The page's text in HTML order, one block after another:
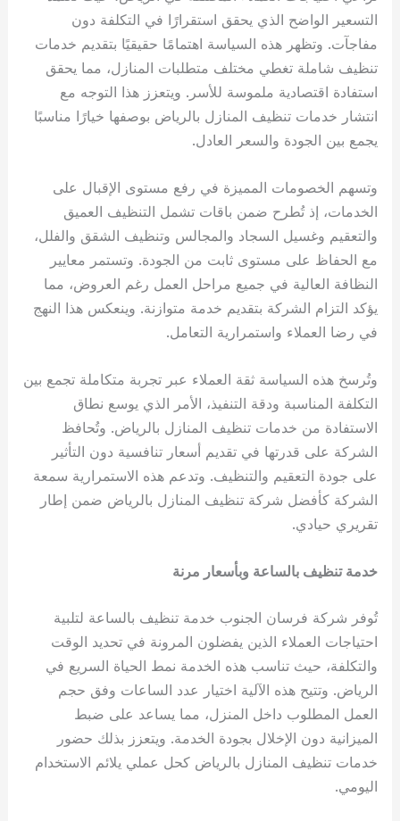
التسعير الواضح الذي يحقق استقرارًا في التكلفة دون
مفاجآت. وتظهر هذه السياسة اهتمامًا حقيقيًا بتقديم خدمات
تنظيف شاملة تغطي مختلف متطلبات المنازل، مما يحقق
استفادة اقتصادية ملموسة للأسر. ويتعزز هذا التوجه مع
انتشار خدمات تنظيف المنازل بالرياض بوصفها خيارًا مناسبًا
يجمع بين الجودة والسعر العادل.
وتسهم الخصومات المميزة في رفع مستوى الإقبال على
الخدمات، إذ تُطرح ضمن باقات تشمل التنظيف العميق
والتعقيم وغسيل السجاد والمجالس وتنظيف الشقق والفلل،
مع الحفاظ على مستوى ثابت من الجودة. وتستمر معايير
النظافة العالية في جميع مراحل العمل رغم العروض، مما
يؤكد التزام الشركة بتقديم خدمة متوازنة. وينعكس هذا النهج
في رضا العملاء واستمرارية التعامل.
وتُرسخ هذه السياسة ثقة العملاء عبر تجربة متكاملة تجمع بين
التكلفة المناسبة ودقة التنفيذ، الأمر الذي يوسع نطاق
الاستفادة من خدمات تنظيف المنازل بالرياض. وتُحافظ
الشركة على قدرتها في تقديم أسعار تنافسية دون التأثير
على جودة التعقيم والتنظيف. وتدعم هذه الاستمرارية سمعة
الشركة كأفضل شركة تنظيف المنازل بالرياض ضمن إطار
تقريري حيادي.
خدمة تنظيف بالساعة وبأسعار مرنة
تُوفر شركة فرسان الجنوب خدمة تنظيف بالساعة لتلبية
احتياجات العملاء الذين يفضلون المرونة في تحديد الوقت
والتكلفة، حيث تناسب هذه الخدمة نمط الحياة السريع في
الرياض. وتتيح هذه الآلية اختيار عدد الساعات وفق حجم
العمل المطلوب داخل المنزل، مما يساعد على ضبط
الميزانية دون الإخلال بجودة الخدمة. ويتعزز بذلك حضور
خدمات تنظيف المنازل بالرياض كحل عملي يلائم الاستخدام
اليومي.